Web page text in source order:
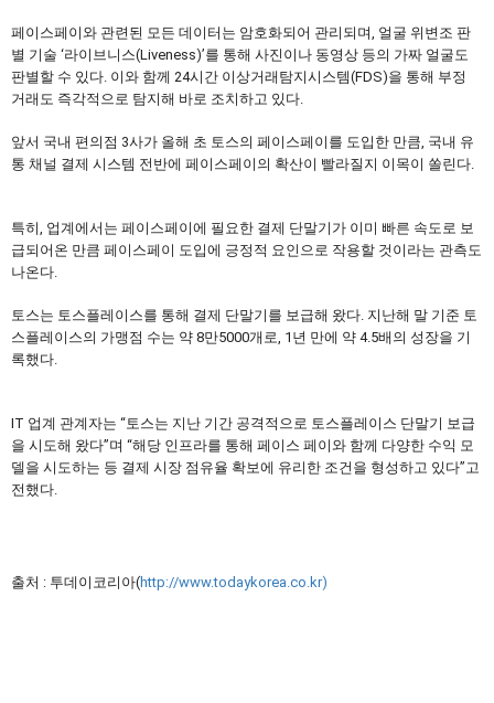
페이스페이와 관련된 모든 데이터는 암호화되어 관리되며, 얼굴 위변조 판
별 기술 ‘라이브니스(Liveness)’를 통해 사진이나 동영상 등의 가짜 얼굴도
판별할 수 있다. 이와 함께 24시간 이상거래탐지시스템(FDS)을 통해 부정
거래도 즉각적으로 탐지해 바로 조치하고 있다.
앞서 국내 편의점 3사가 올해 초 토스의 페이스페이를 도입한 만큼, 국내 유
통 채널 결제 시스템 전반에 페이스페이의 확산이 빨라질지 이목이 쏠린다.
특히, 업계에서는 페이스페이에 필요한 결제 단말기가 이미 빠른 속도로 보
급되어온 만큼 페이스페이 도입에 긍정적 요인으로 작용할 것이라는 관측도
나온다.
토스는 토스플레이스를 통해 결제 단말기를 보급해 왔다. 지난해 말 기준 토
스플레이스의 가맹점 수는 약 8만5000개로, 1년 만에 약 4.5배의 성장을 기
록했다.
IT 업계 관계자는 “토스는 지난 기간 공격적으로 토스플레이스 단말기 보급
을 시도해 왔다”며 “해당 인프라를 통해 페이스 페이와 함께 다양한 수익 모
델을 시도하는 등 결제 시장 점유율 확보에 유리한 조건을 형성하고 있다”고
전했다.
출처 : 투데이코리아(http://www.todaykorea.co.kr)